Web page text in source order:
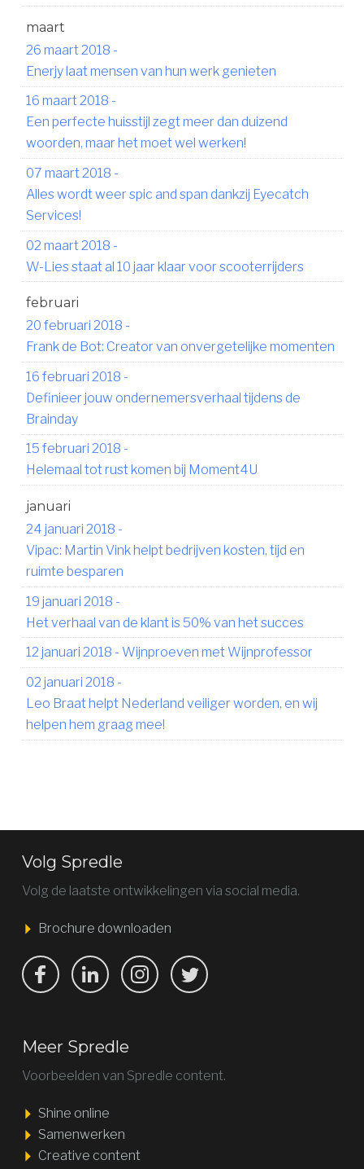
maart
26 maart 2018 -
Enerjy laat mensen van hun werk genieten
16 maart 2018 -
Een perfecte huisstijl zegt meer dan duizend
woorden, maar het moet wel werken!
07 maart 2018 -
Alles wordt weer spic and span dankzij Eyecatch
Services!
02 maart 2018 -
W-Lies staat al 10 jaar klaar voor scooterrijders
februari
20 februari 2018 -
Frank de Bot: Creator van onvergetelijke momenten
16 februari 2018 -
Definieer jouw ondernemersverhaal tijdens de
Brainday
15 februari 2018 -
Helemaal tot rust komen bij Moment4U
januari
24 januari 2018 -
Vipac: Martin Vink helpt bedrijven kosten, tijd en
ruimte besparen
19 januari 2018 -
Het verhaal van de klant is 50% van het succes
12 januari 2018 - Wijnproeven met Wijnprofessor
02 januari 2018 -
Leo Braat helpt Nederland veiliger worden, en wij
helpen hem graag mee!
Volg Spredle
Volg de laatste ontwikkelingen via social media.
Brochure downloaden
Bekijk ons op FacebookBekijk ons op LinkedInBekijk ons op LinkedInBekijk ons op Twitter
Meer Spredle
Voorbeelden van Spredle content.
Shine online
Samenwerken
Creative content